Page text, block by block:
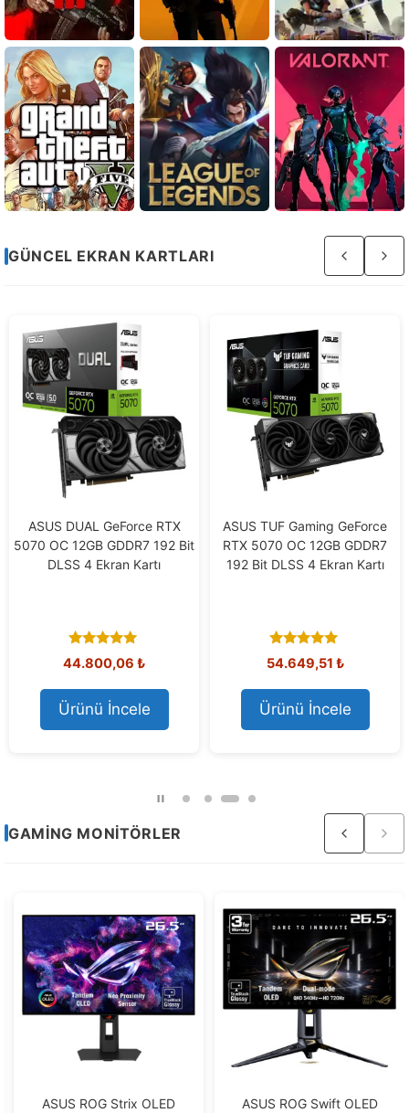
Sayfa
3
GÜNCEL EKRAN KARTLARI
ASUS DUAL GeForce RTX
5070 OC 12GB GDDR7 192 Bit
DLSS 4 Ekran Kartı
5.00
out of 5
44.800,06 ₺
Ürünü İncele
ASUS TUF Gaming GeForce
RTX 5070 OC 12GB GDDR7
192 Bit DLSS 4 Ekran Kartı
5.00
out of 5
54.649,51 ₺
Ürünü İncele
Sayfa
4
GAMING MONITÖRLER
ASUS ROG Strix OLED
ASUS ROG Swift OLED